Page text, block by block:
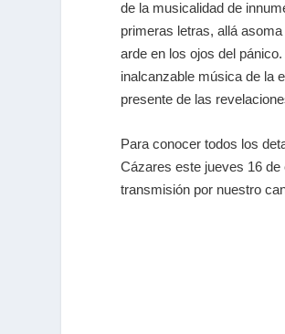
de la musicalidad de
primeras letras, allá
arde en los ojos del
inalcanzable música de la
presente de las
Para conocer todos los
Cázares este jueves 16 de
transmisión por nuestro